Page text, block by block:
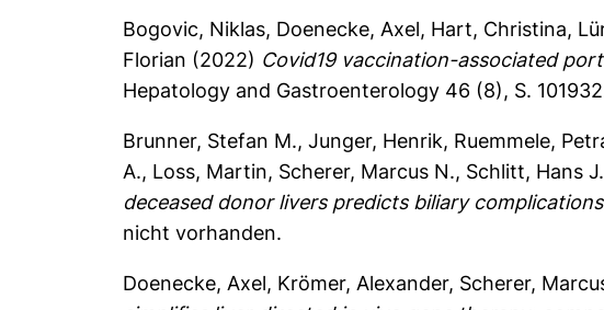
Bogovic, Niklas, Doenecke, Axel, Hart, Christina,
Florian (2022) Covid19 vaccination-associated
Hepatology and Gastroenterology 46 (8), S.
Brunner, Stefan M.,Junger, Henrik, Ruemmele,
A., Loss, Martin, Scherer, Marcus N., Schlitt, Hans J.
deceased donor livers predicts biliary
nicht vorhanden.
Doenecke, Axel, Krömer, Alexander, Scherer,